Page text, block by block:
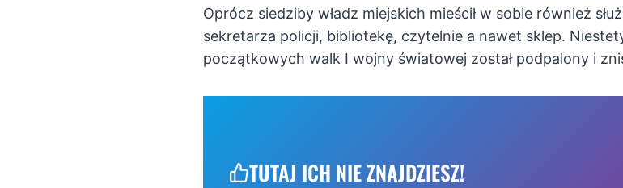
Oprócz siedziby władz miejskich mieścił w sobie również
sekretarza policji, bibliotekę, czytelnie a nawet sklep.
początkowych walk I wojny światowej został podpalony i
TUTAJ ICH NIE ZNAJDZIESZ!